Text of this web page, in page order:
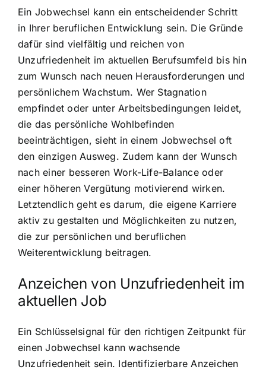
Ein Jobwechsel kann ein entscheidender Schritt
in Ihrer beruflichen Entwicklung sein. Die Gründe
dafür sind vielfältig und reichen von
Unzufriedenheit im aktuellen Berufsumfeld bis hin
zum Wunsch nach neuen Herausforderungen und
persönlichem Wachstum. Wer Stagnation
empfindet oder unter Arbeitsbedingungen leidet,
die das persönliche Wohlbefinden
beeinträchtigen, sieht in einem Jobwechsel oft
den einzigen Ausweg. Zudem kann der Wunsch
nach einer besseren Work-Life-Balance oder
einer höheren Vergütung motivierend wirken.
Letztendlich geht es darum, die eigene Karriere
aktiv zu gestalten und Möglichkeiten zu nutzen,
die zur persönlichen und beruflichen
Weiterentwicklung beitragen.
Anzeichen von Unzufriedenheit im
aktuellen Job
Ein Schlüsselsignal für den richtigen Zeitpunkt für
einen Jobwechsel kann wachsende
Unzufriedenheit sein. Identifizierbare Anzeichen